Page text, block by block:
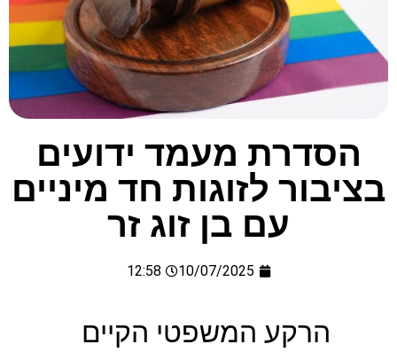
הסדרת מעמד ידועים
בציבור לזוגות חד מיניים
עם בן זוג זר
10/07/2025
12:58
הרקע המשפטי הקיים